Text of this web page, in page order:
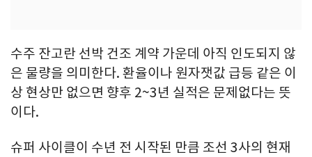
수주 잔고란 선박 건조 계약 가운데 아직 인도되지 않
은 물량을 의미한다. 환율이나 원자잿값 급등 같은 이
상 현상만 없으면 향후 2~3년 실적은 문제없다는 뜻
이다.
슈퍼 사이클이 수년 전 시작된 만큼 조선 3사의 현재